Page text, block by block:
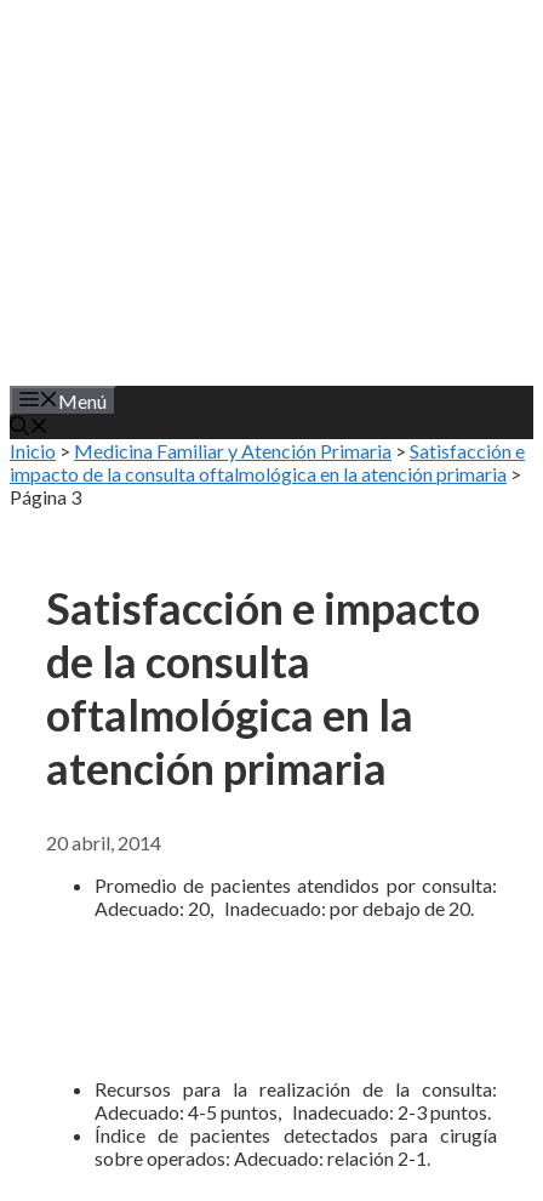
Menú
Inicio > Medicina Familiar y Atención Primaria > Satisfacción e
impacto de la consulta oftalmológica en la atención primaria >
Página 3
Satisfacción e impacto
de la consulta
oftalmológica en la
atención primaria
20 abril, 2014
Promedio de pacientes atendidos por consulta:
Adecuado: 20, Inadecuado: por debajo de 20.
Recursos para la realización de la consulta:
Adecuado: 4-5 puntos, Inadecuado: 2-3 puntos.
Índice de pacientes detectados para cirugía
sobre operados: Adecuado: relación 2-1.